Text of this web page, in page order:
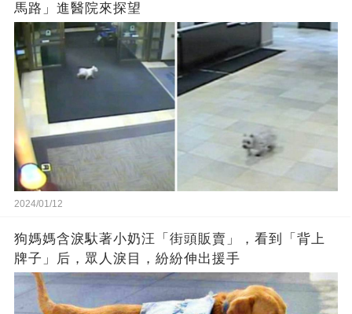
馬路」進醫院來探望
2024/01/12
狗媽媽含淚馱著小奶汪「街頭販賣」，看到「背上
牌子」后，眾人淚目，紛紛伸出援手